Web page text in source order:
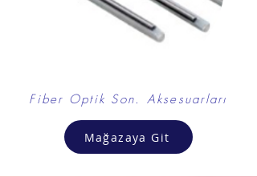
Fiber Optik Son. Aksesuarları
Mağazaya Git